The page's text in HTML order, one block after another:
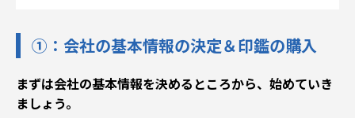
①：会社の基本情報の決定＆印鑑の購入
まずは会社の基本情報を決めるところから、始めていき
ましょう。